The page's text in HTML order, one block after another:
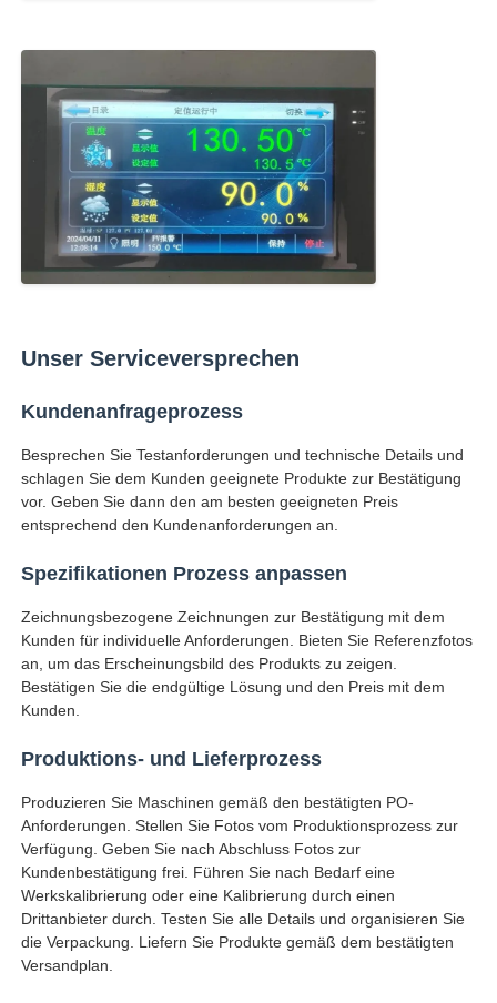
Unser Serviceversprechen
Kundenanfrageprozess
Besprechen Sie Testanforderungen und technische Details und
schlagen Sie dem Kunden geeignete Produkte zur Bestätigung
vor. Geben Sie dann den am besten geeigneten Preis
entsprechend den Kundenanforderungen an.
Spezifikationen Prozess anpassen
Zeichnungsbezogene Zeichnungen zur Bestätigung mit dem
Kunden für individuelle Anforderungen. Bieten Sie Referenzfotos
an, um das Erscheinungsbild des Produkts zu zeigen.
Bestätigen Sie die endgültige Lösung und den Preis mit dem
Kunden.
Produktions- und Lieferprozess
Produzieren Sie Maschinen gemäß den bestätigten PO-
Anforderungen. Stellen Sie Fotos vom Produktionsprozess zur
Verfügung. Geben Sie nach Abschluss Fotos zur
Kundenbestätigung frei. Führen Sie nach Bedarf eine
Werkskalibrierung oder eine Kalibrierung durch einen
Drittanbieter durch. Testen Sie alle Details und organisieren Sie
die Verpackung. Liefern Sie Produkte gemäß dem bestätigten
Versandplan.